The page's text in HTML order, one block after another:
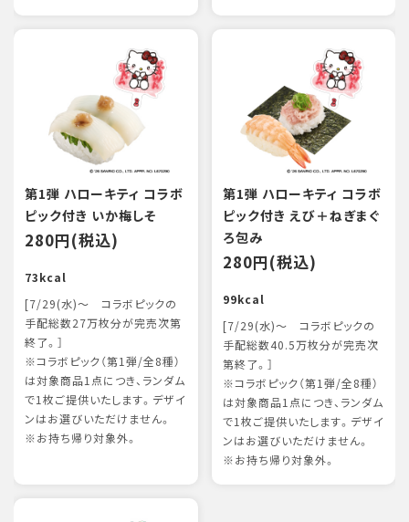
第1弾 ハローキティ コラボ
ピック付き いか梅しそ
280円(税込)
73kcal
[7/29(水)～ コラボピックの
手配総数27万枚分が完売次第
終了。］
※コラボピック（第1弾/全8種）
は対象商品1点につき、ランダム
で1枚ご提供いたします。デザイ
ンはお選びいただけません。
※お持ち帰り対象外。
第1弾 ハローキティ コラボ
ピック付き えび＋ねぎまぐ
ろ包み
280円(税込)
99kcal
[7/29(水)～ コラボピックの
手配総数40.5万枚分が完売次
第終了。］
※コラボピック（第1弾/全8種）
は対象商品1点につき、ランダム
で1枚ご提供いたします。デザイ
ンはお選びいただけません。
※お持ち帰り対象外。